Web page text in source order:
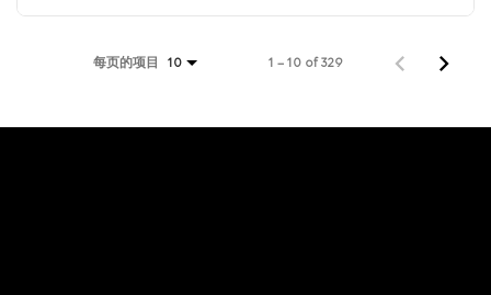
每页的项目 10 1 – 10 of 329